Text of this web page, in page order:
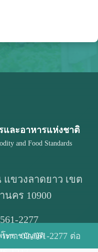
และอาหารแห่งชาติ
and Food Standards
ขวงลาดยาว เขต
นคร 10900
2277
ร. 02-561-2277 ต่อ
ระราชบัญญัติ